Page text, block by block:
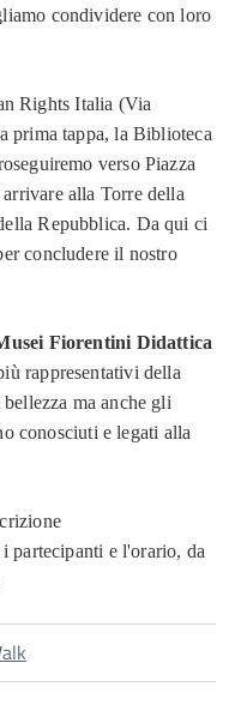
condividere con loro
Rights Italia (Via
prima tappa, la Biblioteca
verso Piazza
alla Torre della
Repubblica. Da qui ci
concludere il nostro
Fiorentini Didattica
rappresentativi della
ma anche gli
conosciuti e legati alla
partecipanti e l'orario, da